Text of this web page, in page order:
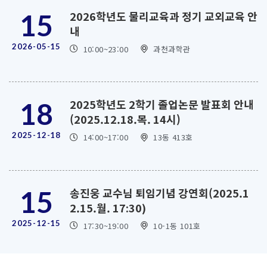
15
2026-05-15
2026학년도 물리교육과 정기 교외교육 안
내
10:00~23:00 과천과학관
18
2025-12-18
2025학년도 2학기 졸업논문 발표회 안내
(2025.12.18.목. 14시)
14:00~17:00 13동 413호
15
2025-12-15
송진웅 교수님 퇴임기념 강연회(2025.1
2.15.월. 17:30)
17:30~19:00 10-1동 101호